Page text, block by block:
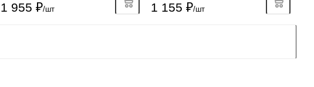
1 955 ₽/шт 1 155 ₽/шт